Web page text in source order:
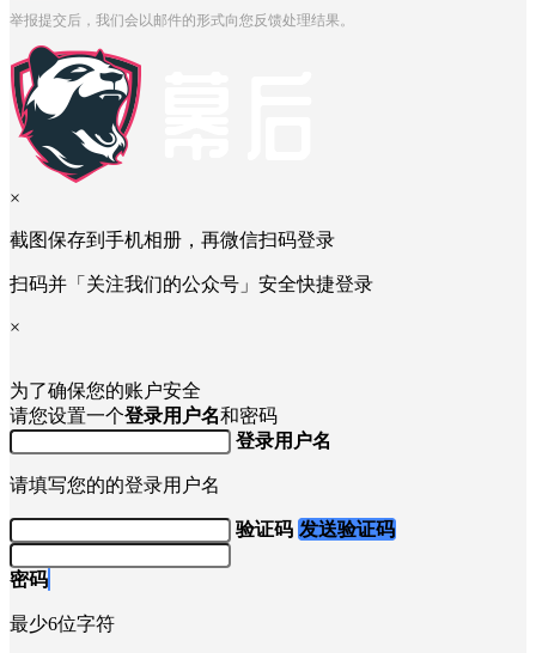
举报提交后，我们会以邮件的形式向您反馈处理结果。
×
截图保存到手机相册，再微信扫码登录
扫码并「关注我们的公众号」安全快捷登录
×
为了确保您的账户安全
请您设置一个登录用户名和密码
登录用户名
请填写您的的登录用户名
验证码 发送验证码
密码
最少6位字符